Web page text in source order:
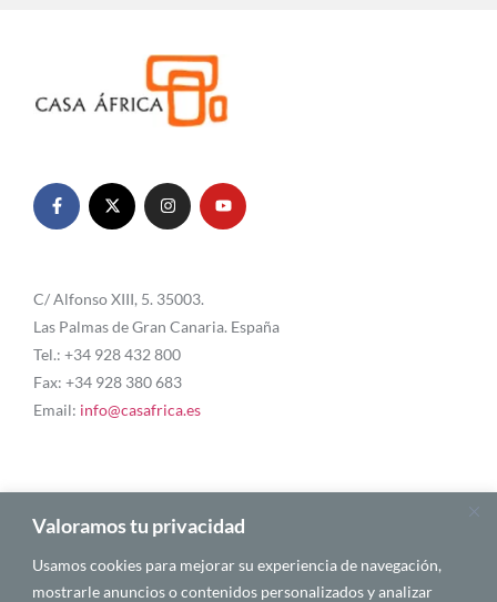
Valoramos tu privacidad
Usamos cookies para mejorar su experiencia de navegación,
mostrarle anuncios o contenidos personalizados y analizar
C/ Alfonso XIII, 5. 35003.
Las Palmas de Gran Canaria. España
Tel.: +34 928 432 800
Fax: +34 928 380 683
Email: info@casafrica.es
Blog
Quiénes somos